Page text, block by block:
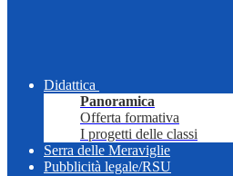
Didattica
Panoramica
Offerta formativa
I progetti delle classi
Serra delle Meraviglie
Pubblicità legale/RSU